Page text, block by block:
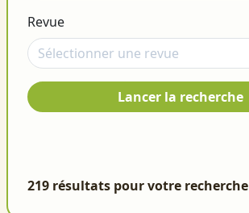
Revue
Lancer la recherche
219 résultats pour votre recherche